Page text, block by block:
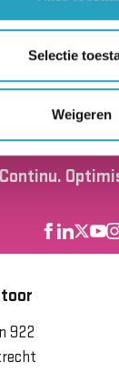
Selectie
Weigeren
nodig.”
922